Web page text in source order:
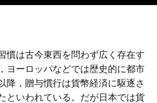
は古今東西を問わず広く存在す
ヨーロッパなどでは歴史的に都市
降，贈与慣行は貨幣経済に駆逐さ
といわれている。だが日本では貨